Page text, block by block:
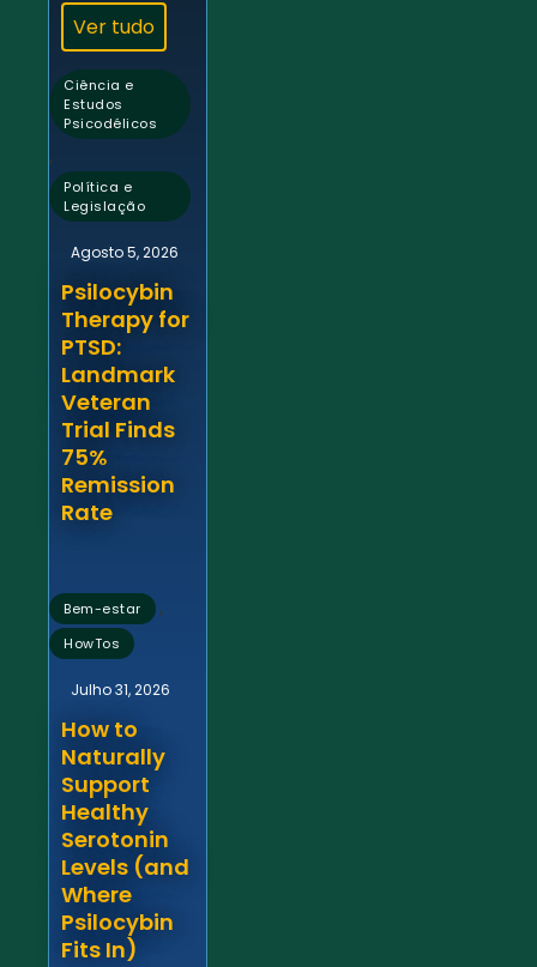
Ver tudo
Ciência e
Estudos
Psicodélicos
,
Política e
Legislação
Agosto 5, 2026
Psilocybin
Therapy for
PTSD:
Landmark
Veteran
Trial Finds
75%
Remission
Rate
Bem-estar ,
HowTos
Julho 31, 2026
How to
Naturally
Support
Healthy
Serotonin
Levels (and
Where
Psilocybin
Fits In)